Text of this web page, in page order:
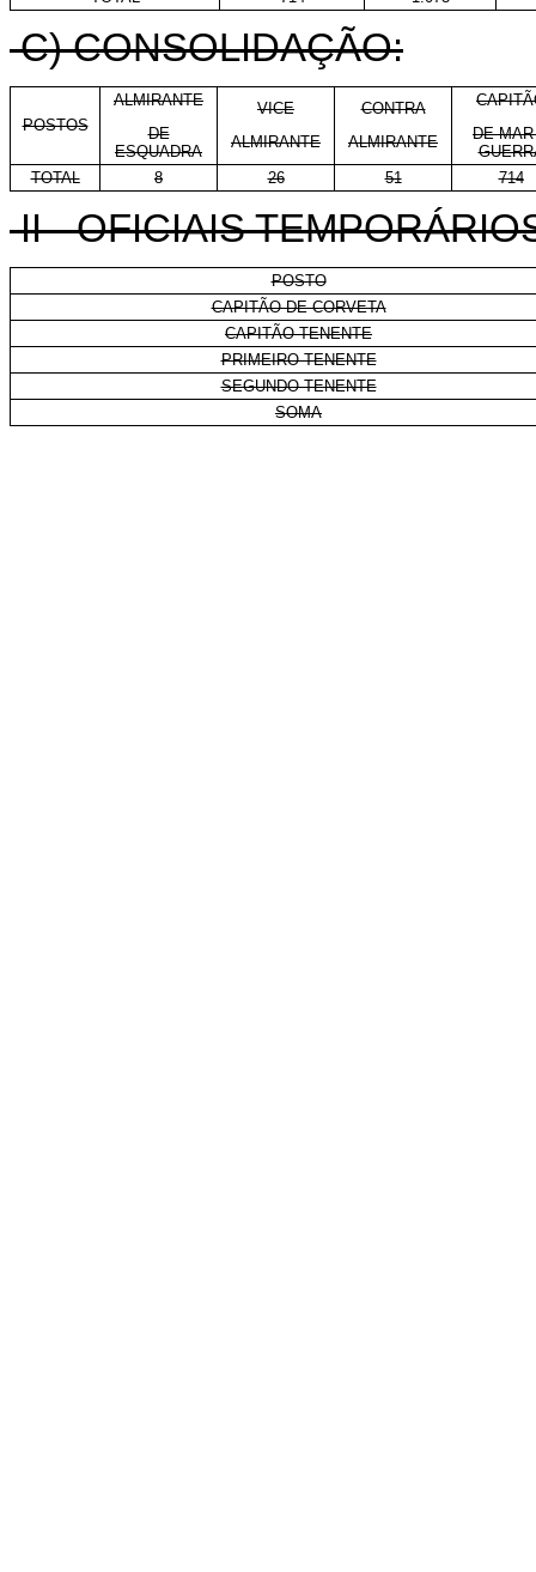
C) CONSOLIDAÇÃO:
POSTOS
ALMIRANTE
DE
ESQUADRA
VICE
ALMIRANTE
CONTRA
ALMIRANTE
DE
TOTAL
8 26 51 714
II - OFICIAIS
POSTO
CAPITÃO DE CORVETA
CAPITÃO-TENENTE
PRIMEIRO-TENENTE
SEGUNDO-TENENTE
SOMA